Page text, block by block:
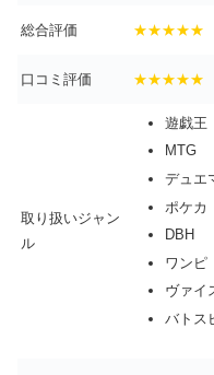
総合評価 ★★★★★
口コミ評価 ★★★★★
取り扱いジャン
ル
遊戯王
MTG
デュエ
ポケカ
DBH
ワンピ
ヴァイ
バトス